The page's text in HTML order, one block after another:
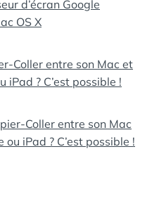
d’écran Google
OS X
Coller entre son Mac et
iPad ? C’est possible !
Coller entre son Mac
iPad ? C’est possible !